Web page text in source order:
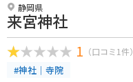
静岡県
来宮神社
1 （口コミ1件）
#神社｜寺院